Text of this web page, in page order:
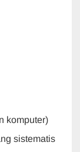
komputer)
sistematis